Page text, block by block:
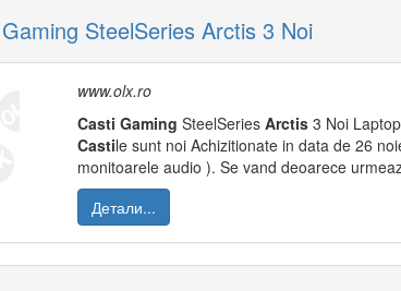
SteelSeries Arctis 3 Noi
www.olx.ro
Casti Gaming SteelSeries Arctis 3 Noi
Castile sunt noi Achizitionate in data de 26
monitoarele audio ). Se vand deoarece
Детали...